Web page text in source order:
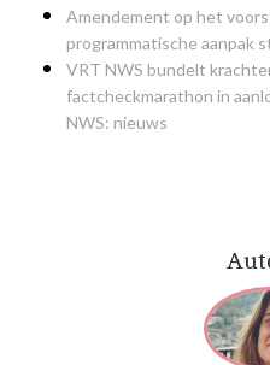
Amendement op het
programmatische aanpak
VRT NWS bundelt
factcheckmarathon in
NWS: nieuws